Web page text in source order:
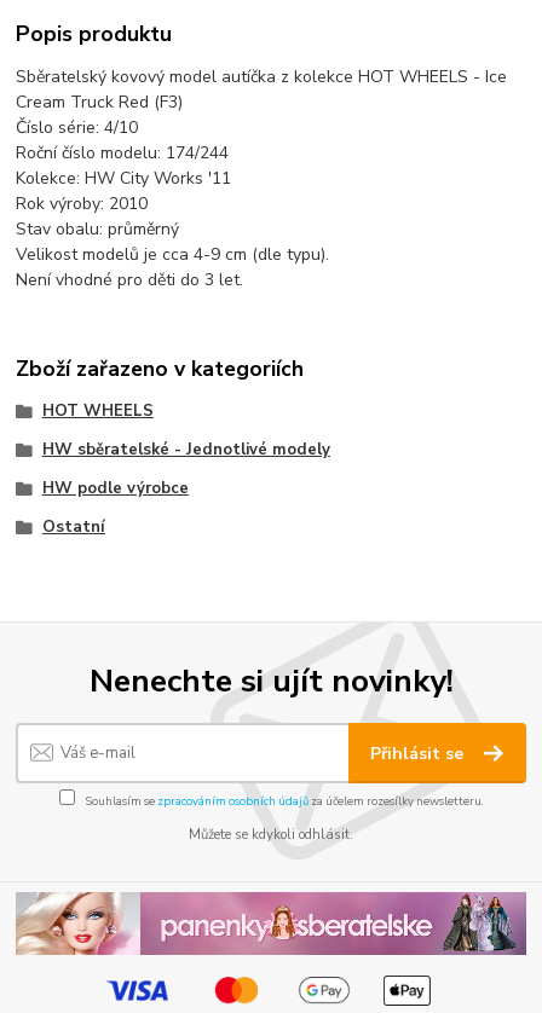
Popis produktu
Sběratelský kovový model autíčka z kolekce HOT WHEELS - Ice
Cream Truck Red (F3)
Číslo série: 4/10
Roční číslo modelu: 174/244
Kolekce: HW City Works '11
Rok výroby: 2010
Stav obalu: průměrný
Velikost modelů je cca 4-9 cm (dle typu).
Není vhodné pro děti do 3 let.
Zboží zařazeno v kategoriích
HOT WHEELS
HW sběratelské - Jednotlivé modely
HW podle výrobce
Ostatní
Nenechte si ujít novinky!
Přihlásit se
Souhlasím se zpracováním osobních údajůza účelem rozesílky newsletteru.
Můžete se kdykoli odhlásit.